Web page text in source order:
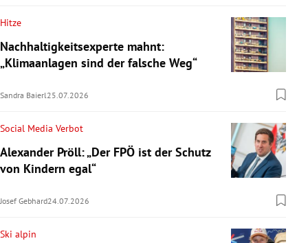
Hitze
Nachhaltigkeitsexperte mahnt:
„Klimaanlagen sind der falsche Weg“
Sandra Baierl 25.07.2026
Social Media Verbot
Alexander Pröll: „Der FPÖ ist der Schutz
von Kindern egal“
Josef Gebhard24.07.2026
Ski alpin